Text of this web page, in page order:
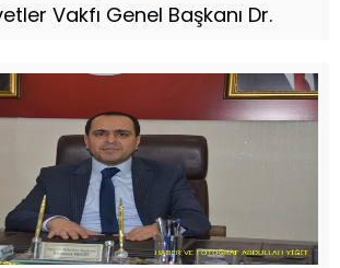
ANMA GÜNÜ
Vakfı Genel Başkanı Dr.